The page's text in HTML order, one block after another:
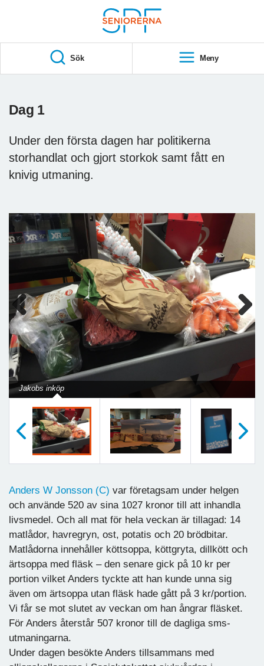
S
A
Sök Meny
Dag 1
Under den första dagen har politikerna
storhandlat och gjort storkok samt fått en
knivig utmaning.
Jakobs inköp
Previous Next
Anders W Jonsson (C) var företagsam under helgen
och använde 520 av sina 1027 kronor till att inhandla
livsmedel. Och all mat för hela veckan är tillagad: 14
matlådor, havregryn, ost, potatis och 20 brödbitar.
Matlådorna innehåller köttsoppa, köttgryta, dillkött och
ärtsoppa med fläsk – den senare gick på 10 kr per
portion vilket Anders tyckte att han kunde unna sig
även om ärtsoppa utan fläsk hade gått på 3 kr/portion.
Vi får se mot slutet av veckan om han ångrar fläsket.
För Anders återstår 507 kronor till de dagliga sms-
utmaningarna.
Under dagen besökte Anders tillsammans med